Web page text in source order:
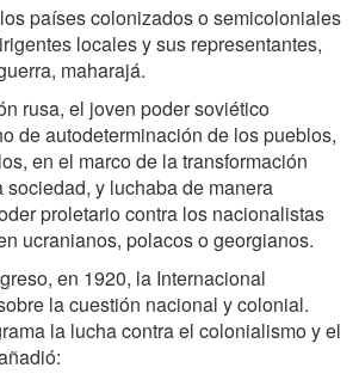
países colonizados o semicoloniales
locales y sus representantes,
maharajá.
rusa, el joven poder soviético
de autodeterminación de los pueblos,
en el marco de la transformación
y luchaba de manera
proletario contra los nacionalistas
ucranianos, polacos o georgianos.
en 1920, la Internacional
la cuestión nacional y colonial.
la lucha contra el colonialismo y el